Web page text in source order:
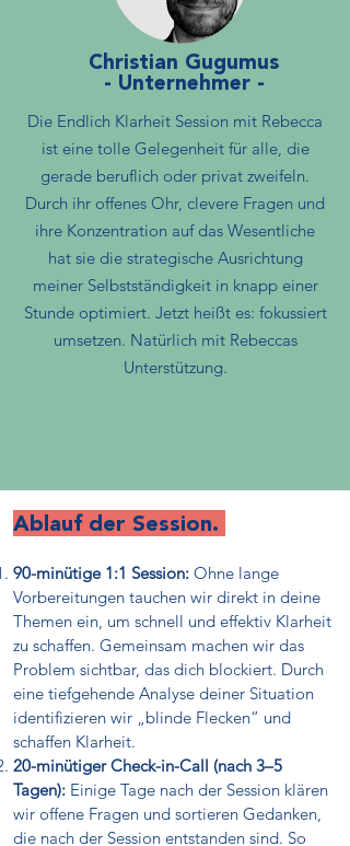
Christian Gugumus
- Unternehmer -
Die Endlich Klarheit Session mit Rebecca
ist eine tolle Gelegenheit für alle, die
gerade beruflich oder privat zweifeln.
Durch ihr offenes Ohr, clevere Fragen und
ihre Konzentration auf das Wesentliche
hat sie die strategische Ausrichtung
meiner Selbstständigkeit in knapp einer
Stunde optimiert. Jetzt heißt es: fokussiert
umsetzen. Natürlich mit Rebeccas
Unterstützung.
Ablauf der Session.
90-minütige 1:1 Session: Ohne lange
Vorbereitungen tauchen wir direkt in deine
Themen ein, um schnell und effektiv Klarheit
zu schaffen. Gemeinsam machen wir das
Problem sichtbar, das dich blockiert. Durch
eine tiefgehende Analyse deiner Situation
identifizieren wir „blinde Flecken“ und
schaffen Klarheit.
20-minütiger Check-in-Call (nach 3–5
Tagen): Einige Tage nach der Session klären
wir offene Fragen und sortieren Gedanken,
die nach der Session entstanden sind. So